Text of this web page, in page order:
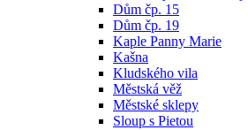
Dům čp. 15
Dům čp. 19
Kaple Panny Marie
Kašna
Kludského vila
Městská věž
Městské sklepy
Sloup s Pietou